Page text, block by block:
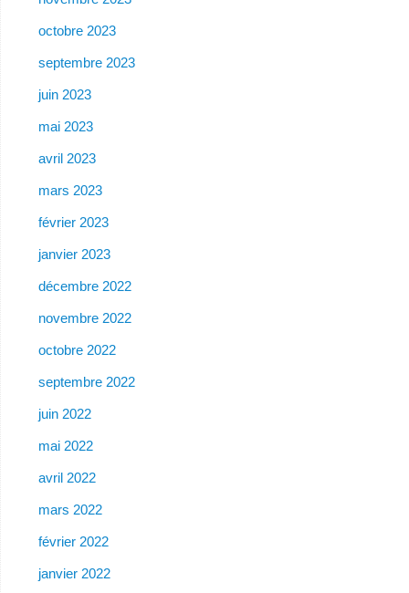
octobre 2023
septembre 2023
juin 2023
mai 2023
avril 2023
mars 2023
février 2023
janvier 2023
décembre 2022
novembre 2022
octobre 2022
septembre 2022
juin 2022
mai 2022
avril 2022
mars 2022
février 2022
janvier 2022